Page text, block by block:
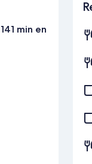
min en